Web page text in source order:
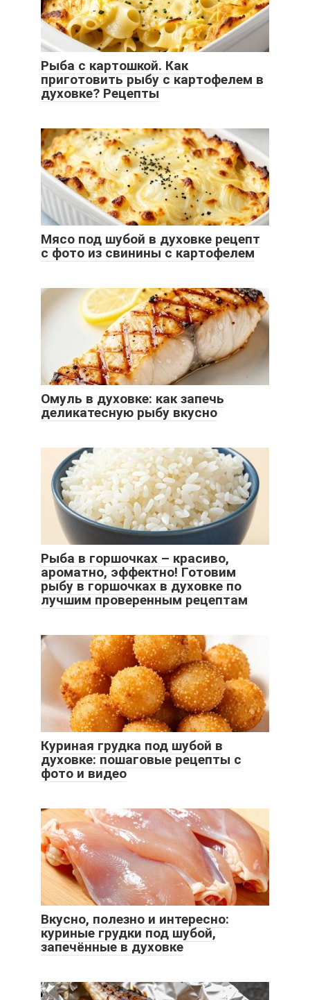
Рыба с картошкой. Как
приготовить рыбу с картофелем в
духовке? Рецепты
Мясо под шубой в духовке рецепт
с фото из свинины с картофелем
Омуль в духовке: как запечь
деликатесную рыбу вкусно
Рыба в горшочках – красиво,
ароматно, эффектно! Готовим
рыбу в горшочках в духовке по
лучшим проверенным рецептам
Куриная грудка под шубой в
духовке: пошаговые рецепты с
фото и видео
Вкусно, полезно и интересно:
куриные грудки под шубой,
запечённые в духовке